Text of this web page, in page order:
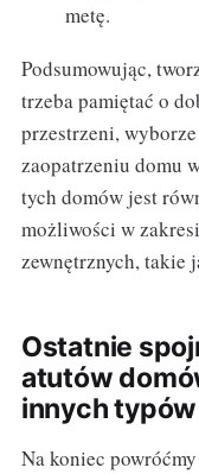
metę.
Podsumowując,
trzeba pamiętać o
przestrzeni,
zaopatrzeniu domu
tych domów jest
możliwości w
zewnętrznych, takie
Ostatnie
atutów
innych
Na koniec